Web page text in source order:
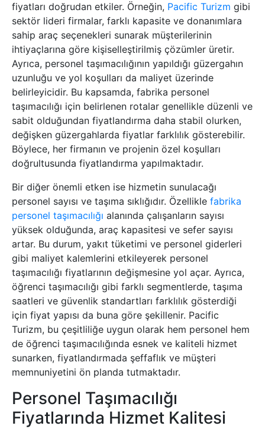
fiyatları doğrudan etkiler. Örneğin, Pacific Turizm gibi
sektör lideri firmalar, farklı kapasite ve donanımlara
sahip araç seçenekleri sunarak müşterilerinin
ihtiyaçlarına göre kişiselleştirilmiş çözümler üretir.
Ayrıca, personel taşımacılığının yapıldığı güzergahın
uzunluğu ve yol koşulları da maliyet üzerinde
belirleyicidir. Bu kapsamda, fabrika personel
taşımacılığı için belirlenen rotalar genellikle düzenli ve
sabit olduğundan fiyatlandırma daha stabil olurken,
değişken güzergahlarda fiyatlar farklılık gösterebilir.
Böylece, her firmanın ve projenin özel koşulları
doğrultusunda fiyatlandırma yapılmaktadır.
Bir diğer önemli etken ise hizmetin sunulacağı
personel sayısı ve taşıma sıklığıdır. Özellikle fabrika
personel taşımacılığı alanında çalışanların sayısı
yüksek olduğunda, araç kapasitesi ve sefer sayısı
artar. Bu durum, yakıt tüketimi ve personel giderleri
gibi maliyet kalemlerini etkileyerek personel
taşımacılığı fiyatlarının değişmesine yol açar. Ayrıca,
öğrenci taşımacılığı gibi farklı segmentlerde, taşıma
saatleri ve güvenlik standartları farklılık gösterdiği
için fiyat yapısı da buna göre şekillenir. Pacific
Turizm, bu çeşitliliğe uygun olarak hem personel hem
de öğrenci taşımacılığında esnek ve kaliteli hizmet
sunarken, fiyatlandırmada şeffaflık ve müşteri
memnuniyetini ön planda tutmaktadır.
Personel Taşımacılığı
Fiyatlarında Hizmet Kalitesi